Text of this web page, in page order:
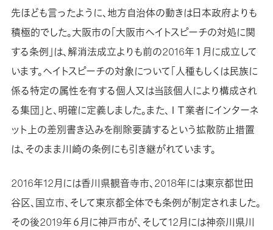
先ほども言ったように、地方自治体の動きは日本政府よりも
積極的でした。大阪市の「大阪市ヘイトスピーチの対処に関
する条例」は、解消法成立よりも前の2016年１月に成立して
います。ヘイトスピーチの対象について「人種もしくは民族に
係る特定の属性を有する個人又は当該個人により構成され
る集団」と、明確に定義しました。また、ＩＴ業者にインターネ
ット上の差別書き込みを削除要請するという拡散防止措置
は、そのまま川崎の条例にも引き継がれています。
2016年12月には香川県観音寺市、2018年には東京都世田
谷区、国立市、そして東京都全体でも条例が制定されました。
その後2019年６月に神戸市が、そして12月には神奈川県川